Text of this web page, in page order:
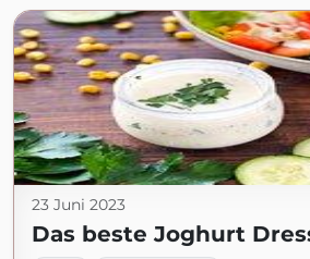
23 Juni 2023
Das beste Joghurt